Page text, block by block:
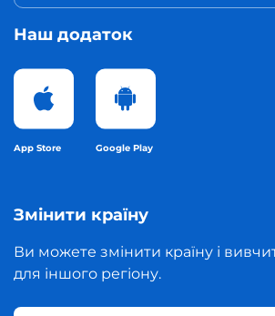
Наш додаток
App Store Google Play
Змінити країну
Ви можете змінити країну і
для іншого регіону.